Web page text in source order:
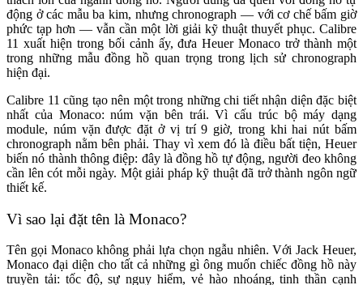
động ở các mẫu ba kim, nhưng chronograph — với cơ chế bấm giờ
phức tạp hơn — vẫn cần một lời giải kỹ thuật thuyết phục. Calibre
11 xuất hiện trong bối cảnh ấy, đưa Heuer Monaco trở thành một
trong những mẫu đồng hồ quan trọng trong lịch sử chronograph
hiện đại.
Calibre 11 cũng tạo nên một trong những chi tiết nhận diện đặc biệt
nhất của Monaco: núm vặn bên trái. Vì cấu trúc bộ máy dạng
module, núm vặn được đặt ở vị trí 9 giờ, trong khi hai nút bấm
chronograph nằm bên phải. Thay vì xem đó là điều bất tiện, Heuer
biến nó thành thông điệp: đây là đồng hồ tự động, người đeo không
cần lên cót mỗi ngày. Một giải pháp kỹ thuật đã trở thành ngôn ngữ
thiết kế.
Vì sao lại đặt tên là Monaco?
Tên gọi Monaco không phải lựa chọn ngẫu nhiên. Với Jack Heuer,
Monaco đại diện cho tất cả những gì ông muốn chiếc đồng hồ này
truyền tải: tốc độ, sự nguy hiểm, vẻ hào nhoáng, tinh thần cạnh